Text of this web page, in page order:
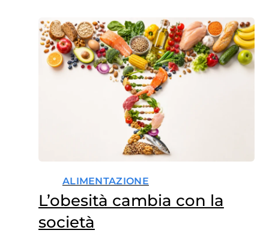
ALIMENTAZIONE
L’obesità cambia con la
società